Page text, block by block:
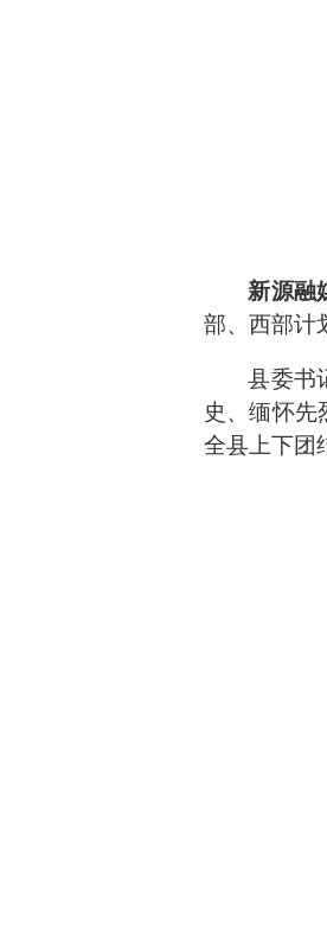
新源融
部、西部计
县委书
史、缅怀先
全县上下团